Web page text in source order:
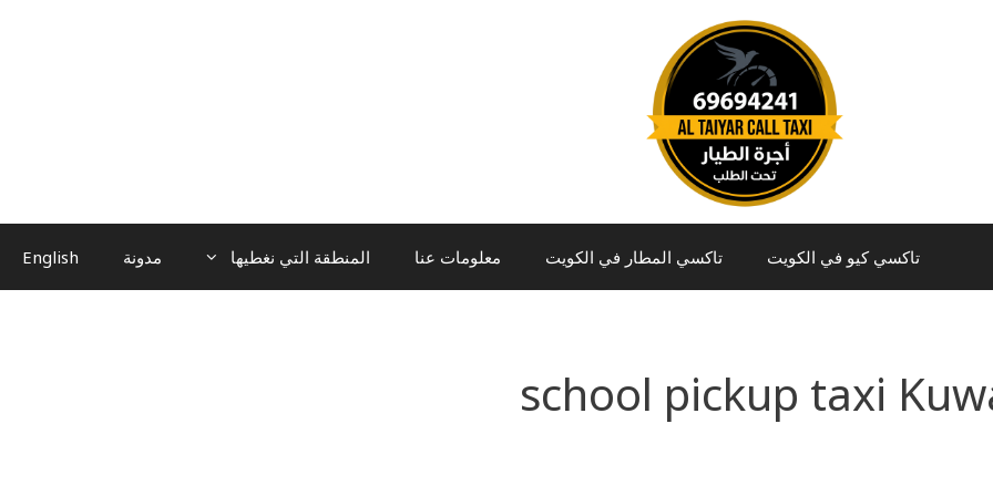
تاكسي كيو في الكويت تاكسي المطار في الكويت معلومات عنا المنطقة التي نغطيها مدونة English
school pickup taxi